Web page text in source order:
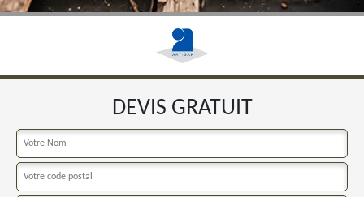
DEVIS GRATUIT